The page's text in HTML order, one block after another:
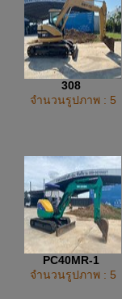
308
จำนวนรูปภาพ : 5
PC40MR-1
จำนวนรูปภาพ : 5